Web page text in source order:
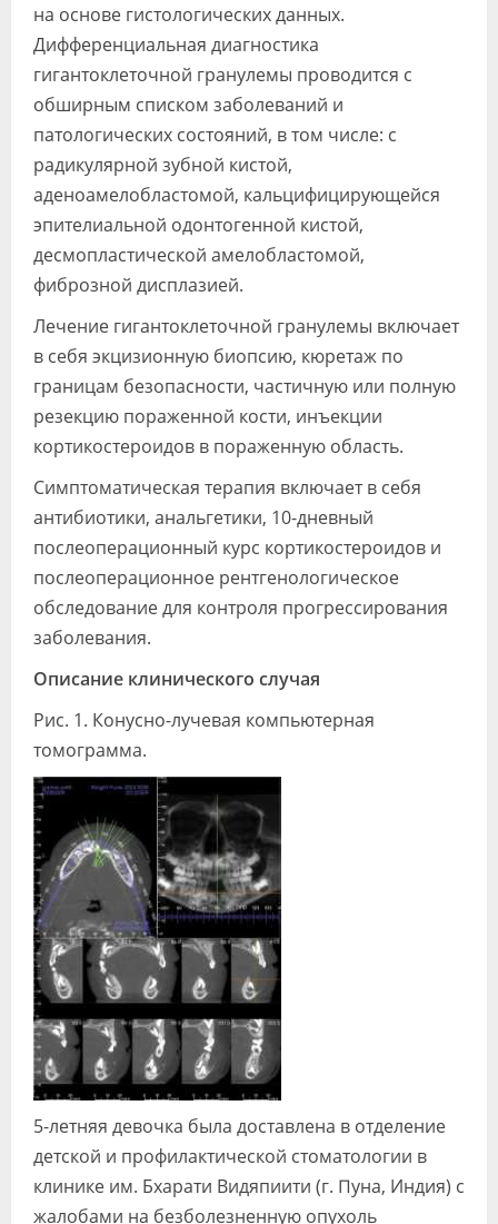
на основе гистологических данных.
Дифференциальная диагностика
гигантоклеточной гранулемы проводится с
обширным списком заболеваний и
патологических состояний, в том числе: с
радикулярной зубной кистой,
аденоамелобластомой, кальцифицирующейся
эпителиальной одонтогенной кистой,
десмопластической амелобластомой,
фиброзной дисплазией.
Лечение гигантоклеточной гранулемы включает
в себя экцизионную биопсию, кюретаж по
границам безопасности, частичную или полную
резекцию пораженной кости, инъекции
кортикостероидов в пораженную область.
Симптоматическая терапия включает в себя
антибиотики, анальгетики, 10-дневный
послеоперационный курс кортикостероидов и
послеоперационное рентгенологическое
обследование для контроля прогрессирования
заболевания.
Описание клинического случая
Рис. 1. Конусно-лучевая компьютерная
томограмма.
5-летняя девочка была доставлена в отделение
детской и профилактической стоматологии в
клинике им. Бхарати Видяпиити (г. Пуна, Индия) с
жалобами на безболезненную опухоль